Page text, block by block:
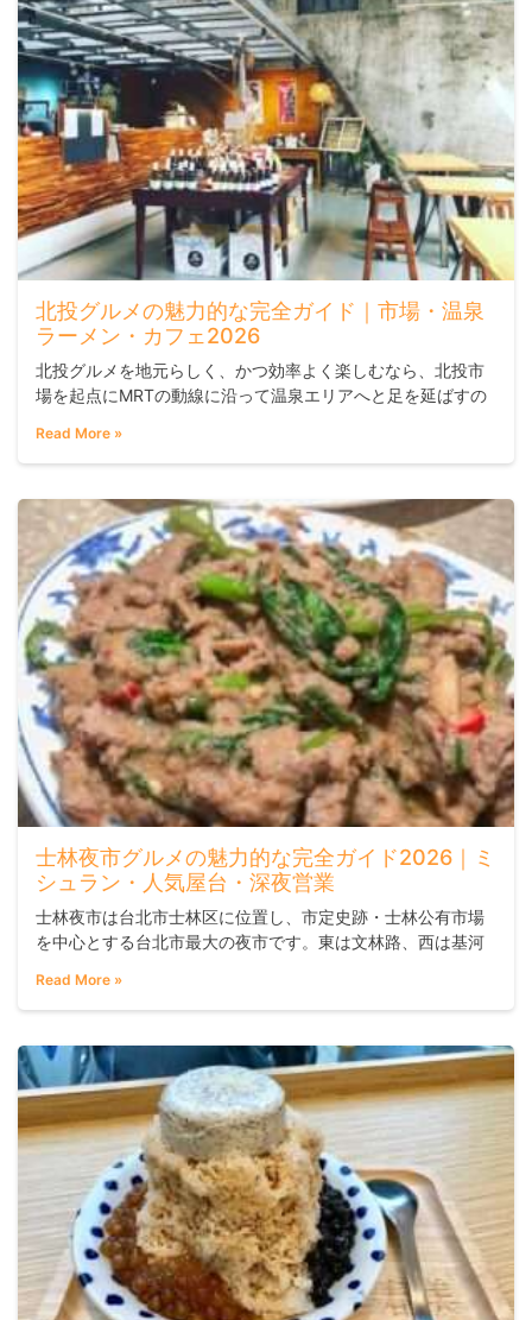
北投グルメの魅力的な完全ガイド｜市場・温泉
ラーメン・カフェ2026
北投グルメを地元らしく、かつ効率よく楽しむなら、北投市
場を起点にMRTの動線に沿って温泉エリアへと足を延ばすの
で3〜4店舗を回れるほどコンパクトにまとまっており、温泉
文化と街の食文化が同時に味わえる台北でも珍しいエリアで
す。
Read More »
士林夜市グルメの魅力的な完全ガイド2026｜ミ
シュラン・人気屋台・深夜営業
士林夜市は台北市士林区に位置し、市定史跡・士林公有市場
を中心とする台北市最大の夜市です。東は文林路、西は基河
す。OpViewの調査公開データによると、
Read More »